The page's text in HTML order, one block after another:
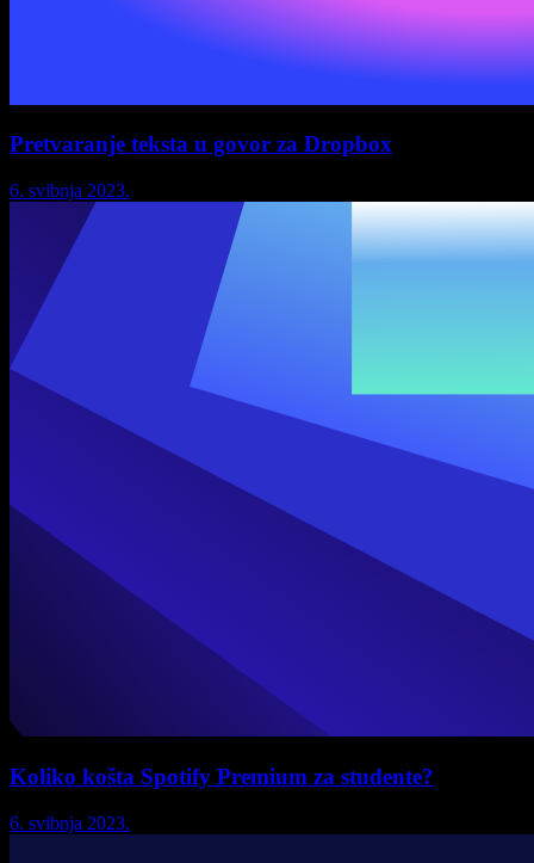
Pretvaranje teksta u govor za Dropbox
6. svibnja 2023.
Koliko košta Spotify Premium za studente?
6. svibnja 2023.